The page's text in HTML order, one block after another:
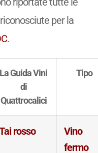
per la
.
La Guida Vini
di
Quattrocalici
Tipo
rosso
Vino
fermo